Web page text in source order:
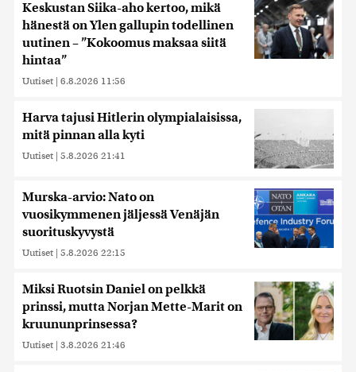
Keskustan Siika-aho kertoo, mikä
hänestä on Ylen gallupin todellinen
uutinen – ”Kokoomus maksaa siitä
hintaa”
Uutiset | 6.8.2026 11:56
Harva tajusi Hitlerin olympialaisissa,
mitä pinnan alla kyti
Uutiset | 5.8.2026 21:41
Murska-arvio: Nato on
vuosikymmenen jäljessä Venäjän
suorituskyvystä
Uutiset | 5.8.2026 22:15
Miksi Ruotsin Daniel on pelkkä
prinssi, mutta Norjan Mette-Marit on
kruununprinsessa?
Uutiset | 3.8.2026 21:46